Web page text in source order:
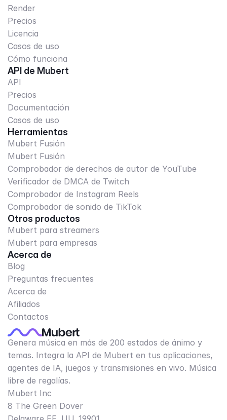
Render
Precios
Licencia
Casos de uso
Cómo funciona
API de Mubert
API
Precios
Documentación
Casos de uso
Herramientas
Mubert Fusión
Mubert Fusión
Comprobador de derechos de autor de YouTube
Verificador de DMCA de Twitch
Comprobador de Instagram Reels
Comprobador de sonido de TikTok
Otros productos
Mubert para streamers
Mubert para empresas
Acerca de
Blog
Preguntas frecuentes
Acerca de
Afiliados
Contactos
Genera música en más de 200 estados de ánimo y
temas. Integra la API de Mubert en tus aplicaciones,
agentes de IA, juegos y transmisiones en vivo. Música
libre de regalías.
Mubert Inc
8 The Green Dover